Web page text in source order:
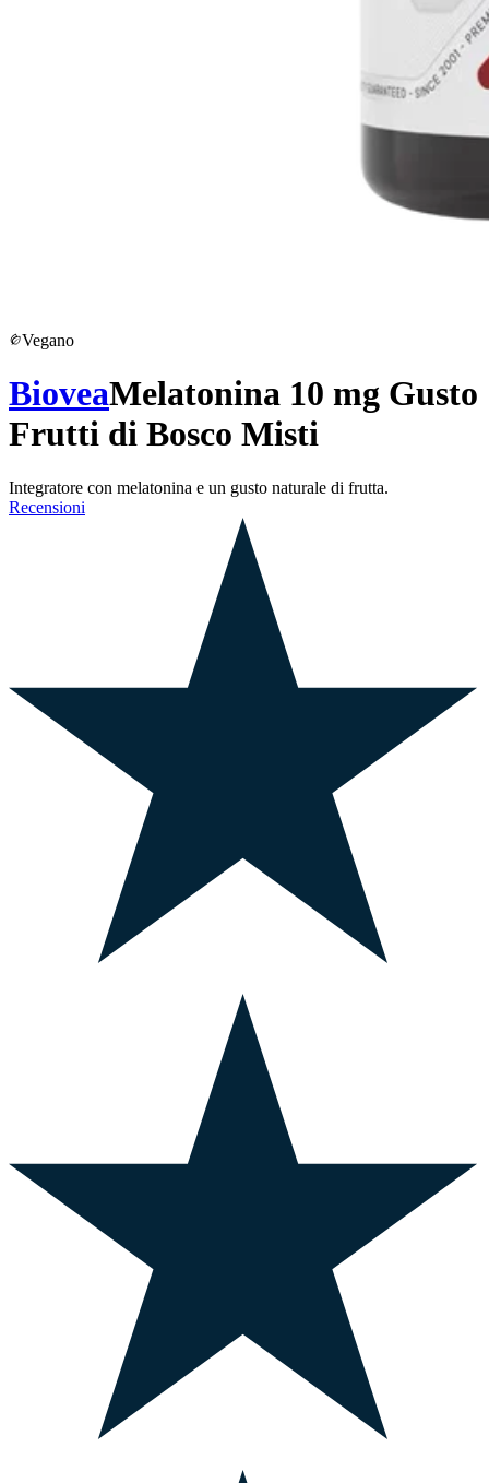
Vegano
BioveaMelatonina 10 mg Gusto
Frutti di Bosco Misti
Integratore con melatonina e un gusto naturale di frutta.
Recensioni